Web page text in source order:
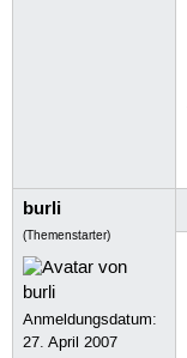
burli
(Themenstarter)
Anmeldungsdatum:
27. April 2007